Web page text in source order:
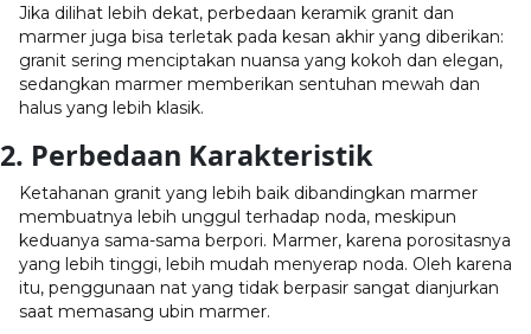
Jika dilihat lebih dekat, perbedaan keramik granit dan
marmer juga bisa terletak pada kesan akhir yang diberikan:
granit sering menciptakan nuansa yang kokoh dan elegan,
sedangkan marmer memberikan sentuhan mewah dan
halus yang lebih klasik.
2. Perbedaan Karakteristik
Ketahanan granit yang lebih baik dibandingkan marmer
membuatnya lebih unggul terhadap noda, meskipun
keduanya sama-sama berpori. Marmer, karena porositasnya
yang lebih tinggi, lebih mudah menyerap noda. Oleh karena
itu, penggunaan nat yang tidak berpasir sangat dianjurkan
saat memasang ubin marmer.